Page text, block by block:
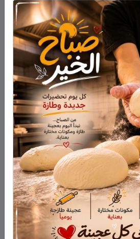
لنقدر نعطي من قلبنا.
سعادتنا كل يوم ..وما
بس بتحقيق هدفنا
بالميه كل واحد يطلع
يبلش من حالو اني كنت هيك
وبدي مصاري بس هالشي
كثيره ومعش قدرت سيطر
ارتاح وطنش وهالشي
اسا متغيرة 360 درجه